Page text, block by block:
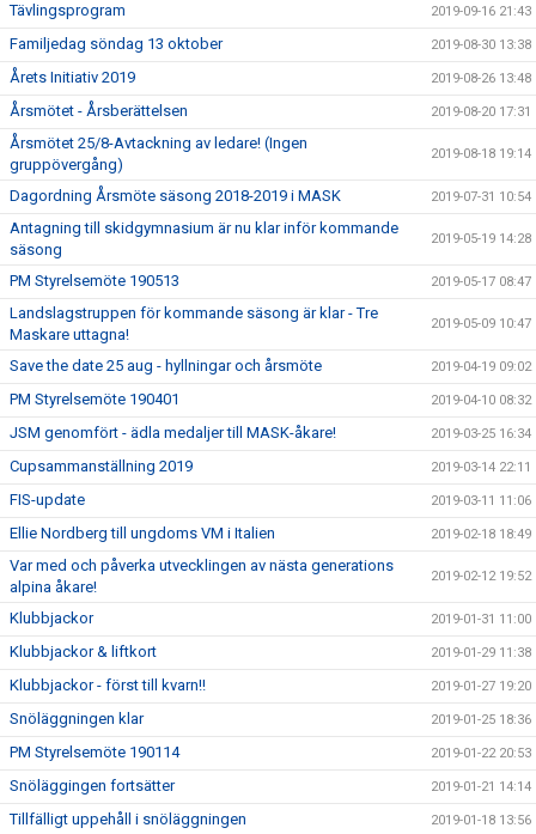
Tävlingsprogram 2019-09-16 21:43
Familjedag söndag 13 oktober 2019-08-30 13:38
Årets Initiativ 2019 2019-08-26 13:48
Årsmötet - Årsberättelsen 2019-08-20 17:31
Årsmötet 25/8-Avtackning av ledare! (Ingen
gruppövergång)
2019-08-18 19:14
Dagordning Årsmöte säsong 2018-2019 i MASK 2019-07-31 10:54
Antagning till skidgymnasium är nu klar inför kommande
säsong
2019-05-19 14:28
PM Styrelsemöte 190513 2019-05-17 08:47
Landslagstruppen för kommande säsong är klar - Tre
Maskare uttagna!
2019-05-09 10:47
Save the date 25 aug - hyllningar och årsmöte 2019-04-19 09:02
PM Styrelsemöte 190401 2019-04-10 08:32
JSM genomfört - ädla medaljer till MASK-åkare! 2019-03-25 16:34
Cupsammanställning 2019 2019-03-14 22:11
FIS-update 2019-03-11 11:06
Ellie Nordberg till ungdoms VM i Italien 2019-02-18 18:49
Var med och påverka utvecklingen av nästa generations
alpina åkare!
2019-02-12 19:52
Klubbjackor 2019-01-31 11:00
Klubbjackor & liftkort 2019-01-29 11:38
Klubbjackor - först till kvarn!! 2019-01-27 19:20
Snöläggningen klar 2019-01-25 18:36
PM Styrelsemöte 190114 2019-01-22 20:53
Snöläggingen fortsätter 2019-01-21 14:14
Tillfälligt uppehåll i snöläggningen 2019-01-18 13:56